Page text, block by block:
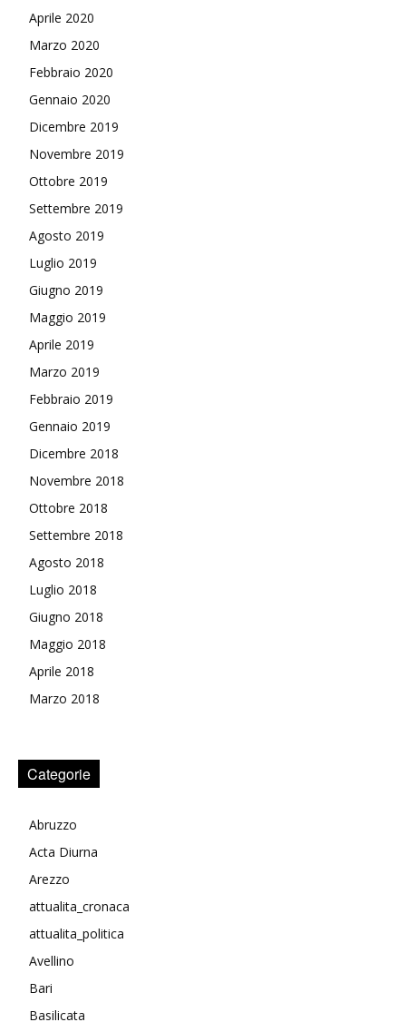
Aprile 2020
Marzo 2020
Febbraio 2020
Gennaio 2020
Dicembre 2019
Novembre 2019
Ottobre 2019
Settembre 2019
Agosto 2019
Luglio 2019
Giugno 2019
Maggio 2019
Aprile 2019
Marzo 2019
Febbraio 2019
Gennaio 2019
Dicembre 2018
Novembre 2018
Ottobre 2018
Settembre 2018
Agosto 2018
Luglio 2018
Giugno 2018
Maggio 2018
Aprile 2018
Marzo 2018
Categorie
Abruzzo
Acta Diurna
Arezzo
attualita_cronaca
attualita_politica
Avellino
Bari
Basilicata